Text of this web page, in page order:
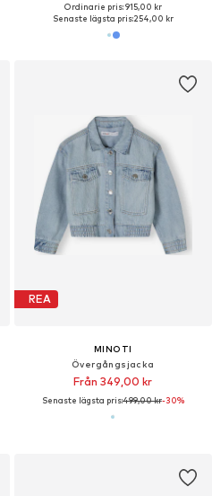
Ordinarie pris: 915,00 kr
Senaste lägsta pris:254,00 kr
REA
MINOTI
Övergångsjacka
Från 349,00 kr
Senaste lägsta pris:499,00 kr-30%